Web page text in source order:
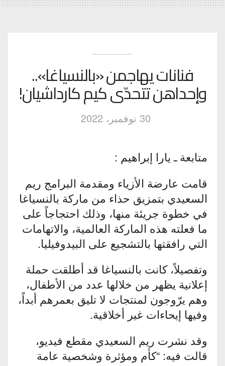
فنانات يهاجمن «بالنسياغا»..
وإحداهن تتحدّى كيم كارداشيان!
30 نوفمبر، 2022
متابعة ـ يارا إبراهيم :
قامت عارضة الأزياء ومقدمة البرامج ريم
السعيدي بتمزيق حذاء من ماركة بالنسياغا
في خطوة جريئة منها، وذلك احتجاجاً على
ما فعلته هذه الماركة العالمية، والاتهامات
التي رافقتها بالتشجيع على البيدوفيليا.
وتفصيلاً، كانت بالنسياغا قد أطلقت حملة
إعلانية يظهر من خلالها عدد من الأطفال،
وهم يرّوجون لمنتجات لا تليق بعمرهم أبداً،
وفيها إيحاءات غير أخلاقية.
وقد نشرت ريم السعيدي مقطع فيديو،
قالت فيه: “كأم ومؤثرة وشخصية عامة